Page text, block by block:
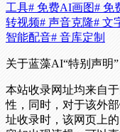
工具# 免费AI画图# 免
转视频# 声音克隆# 文
智能配音# 音库定制
关于蓝藻AI“特别声明”
本站收录网址均来自
性，同时，对于该外
址收录时，该网页上